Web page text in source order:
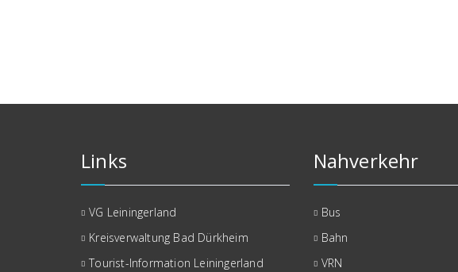
Links
VG Leiningerland
Kreisverwaltung Bad Dürkheim
Tourist-Information Leiningerland
Nahverkehr
Bus
Bahn
VRN